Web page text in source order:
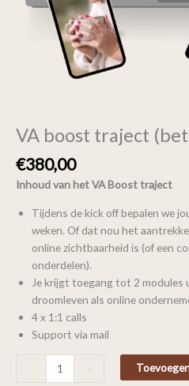
VA boost traject
€380,00
Inhoud van het VA Boost traject
Tijdens de kick off bepalen we
weken. Of dat nou het
online zichtbaarheid is (of een
onderdelen).
Je krijgt toegang tot 2 modules
droomleven als online
4 x 1:1 calls
Support via mail